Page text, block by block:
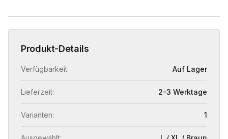
Produkt-Details
Verfügbarkeit: Auf Lager
Lieferzeit: 2-3 Werktage
Varianten: 1